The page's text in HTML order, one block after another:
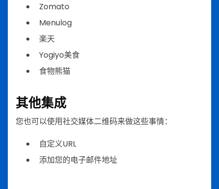
Zomato
Menulog
楽天
Yogiyo美食
食物熊猫
其他集成
您也可以使用社交媒体二维码来做这些事情：
自定义URL
添加您的电子邮件地址